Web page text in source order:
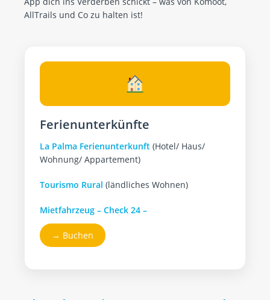
AllTrails und Co zu halten ist!
Ferienunterkünfte
La Palma Ferienunterkunft (Hotel/ Haus/
Wohnung/ Appartement)
Tourismo Rural (ländliches Wohnen)
Mietfahrzeug – Check 24 –
→ Buchen